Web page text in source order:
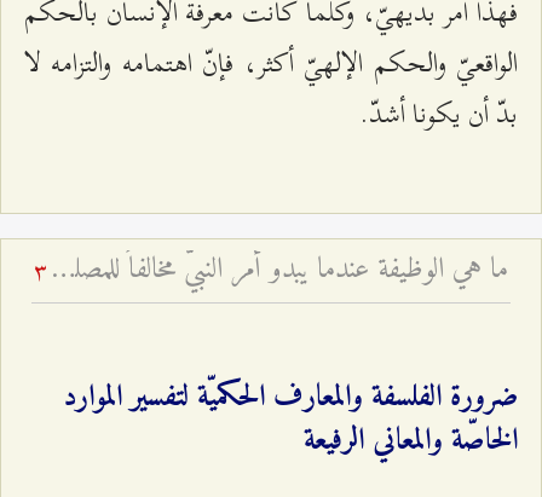
فهذا أمر بديهيّ، وكلّما كانت معرفة الإنسان بالحكم
الواقعيّ والحكم الإلهيّ أكثر، فإنّ اهتمامه والتزامه لا
بدّ أن يكونا أشدّ.
ما هي الوظيفة عندما يبدو أمر النبيّ مخالفاً للمصلحة؟ 3
ضرورة الفلسفة والمعارف الحكميّة لتفسير الموارد
الخاصّة والمعاني الرفيعة